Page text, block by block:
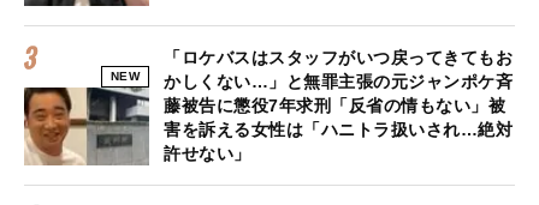
NEW
「ロケバスはスタッフがいつ戻ってきてもお
かしくない…」と無罪主張の元ジャンポケ斉
藤被告に懲役7年求刑「反省の情もない」被
害を訴える女性は「ハニトラ扱いされ…絶対
許せない」